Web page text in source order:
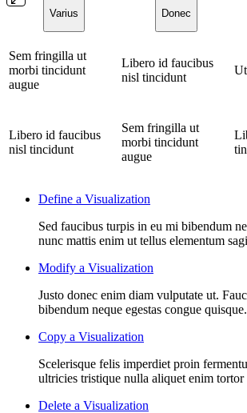
Varius Donec
Sem fringilla ut
morbi tincidunt
augue
Libero id faucibus
nisl tincidunt
Libero id faucibus
nisl tincidunt
Sem fringilla ut
morbi tincidunt
augue
Define a Visualization
Sed faucibus turpis in eu mi bibendum
nunc mattis enim ut tellus elementum
Modify a Visualization
Justo donec enim diam vulputate ut.
bibendum neque egestas congue quisque.
Copy a Visualization
Scelerisque felis imperdiet proin
ultricies tristique nulla aliquet enim tortor
Delete a Visualization